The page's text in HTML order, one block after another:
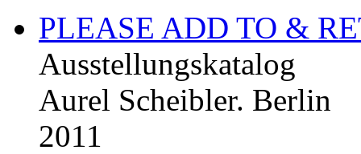
PLEASE ADD TO &
Ausstellungskatalog
Aurel Scheibler. Berlin
2011